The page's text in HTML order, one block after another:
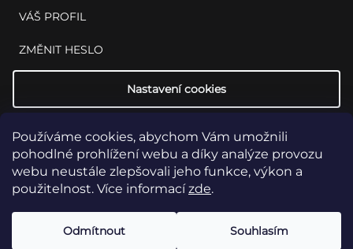
Používáme cookies, abychom Vám umožnili
pohodlné prohlížení webu a díky analýze provozu
webu neustále zlepšovali jeho funkce, výkon a
použitelnost. Více informacízde.
Odmítnout Souhlasím
VÁŠ PROFIL
ZMĚNIT HESLO
Nastavení cookies
Copyright 2026INSET: Med & Lab Všechna práva vyhrazena.